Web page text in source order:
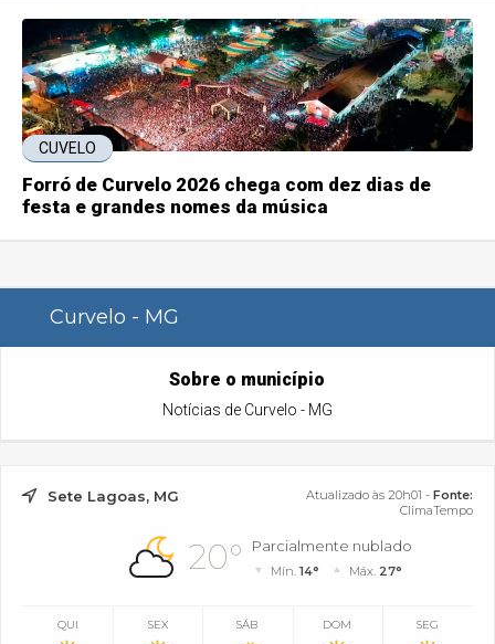
CUVELO
Forró de Curvelo 2026 chega com dez dias de
festa e grandes nomes da música
Curvelo - MG
Sobre o município
Notícias de Curvelo - MG
Sete Lagoas, MG Atualizado às 20h01 - Fonte:
ClimaTempo
20° Parcialmente nublado
Mín.14° Máx. 27°
QUI SEX SÁB DOM SEG